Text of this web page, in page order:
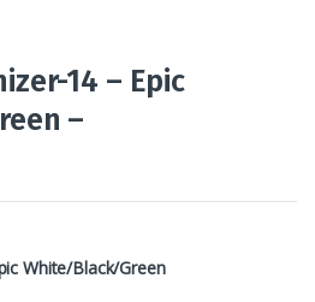
14 – Epic
–
White/Black/Green